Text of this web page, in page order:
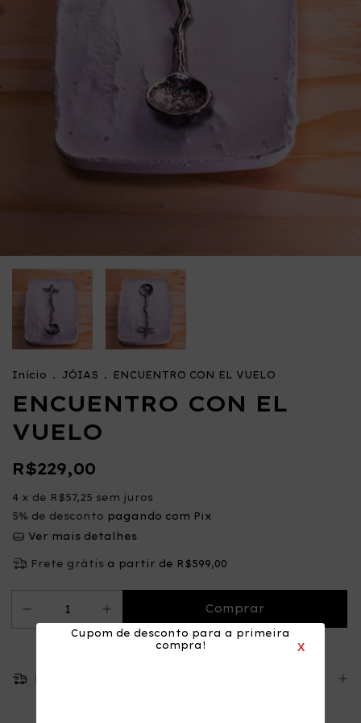
Cupom de desconto para a primeira
compra!
X
Início . JÓIAS . ENCUENTRO CON EL VUELO
ENCUENTRO CON EL
VUELO
R$229,00
4 x de R$57,25 sem juros
5% de desconto pagando com Pix
Ver mais detalhes
Frete grátis a partir de R$599,00
Meios de envio